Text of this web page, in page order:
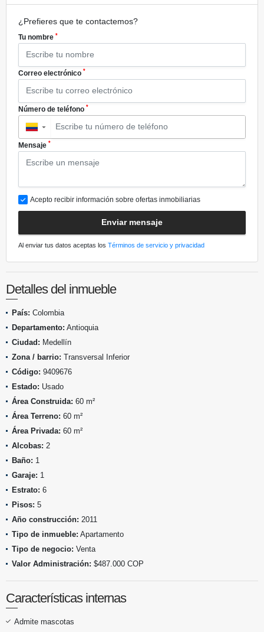
¿Prefieres que te contactemos?
Tu nombre *
Correo electrónico *
Número de teléfono *
▼
Mensaje *
Acepto recibir información sobre ofertas inmobiliarias
Enviar mensaje
Al enviar tus datos aceptas los Términos de servicio y privacidad
Detalles del inmueble
País: Colombia
Departamento: Antioquia
Ciudad: Medellín
Zona / barrio: Transversal Inferior
Código: 9409676
Estado: Usado
Área Construida: 60 m²
Área Terreno: 60 m²
Área Privada: 60 m²
Alcobas: 2
Baño: 1
Garaje: 1
Estrato: 6
Pisos: 5
Año construcción: 2011
Tipo de inmueble: Apartamento
Tipo de negocio: Venta
Valor Administración: $487.000 COP
Características internas
Admite mascotas